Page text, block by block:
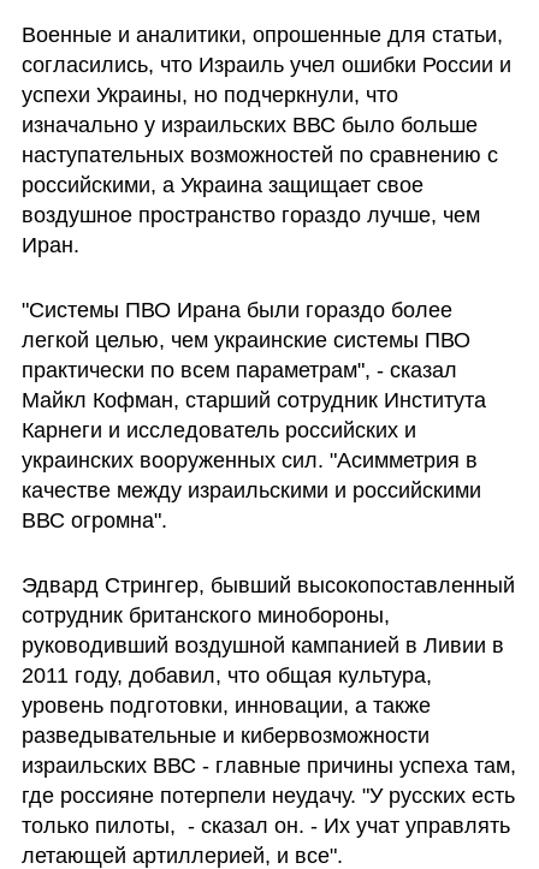
Военные и аналитики, опрошенные для статьи,
согласились, что Израиль учел ошибки России и
успехи Украины, но подчеркнули, что
изначально у израильских ВВС было больше
наступательных возможностей по сравнению с
российскими, а Украина защищает свое
воздушное пространство гораздо лучше, чем
Иран.
"Системы ПВО Ирана были гораздо более
легкой целью, чем украинские системы ПВО
практически по всем параметрам", - сказал
Майкл Кофман, старший сотрудник Института
Карнеги и исследователь российских и
украинских вооруженных сил. "Асимметрия в
качестве между израильскими и российскими
ВВС огромна".
Эдвард Стрингер, бывший высокопоставленный
сотрудник британского минобороны,
руководивший воздушной кампанией в Ливии в
2011 году, добавил, что общая культура,
уровень подготовки, инновации, а также
разведывательные и кибервозможности
израильских ВВС - главные причины успеха там,
где россияне потерпели неудачу. "У русских есть
только пилоты,  - сказал он. - Их учат управлять
летающей артиллерией, и все".